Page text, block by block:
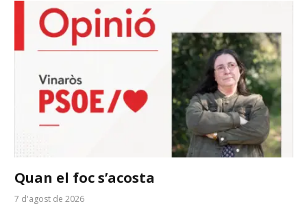
Quan el foc s’acosta
7 d'agost de 2026